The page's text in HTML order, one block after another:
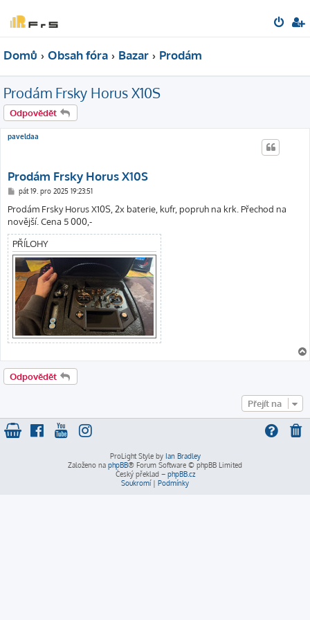
Domů Obsah fóra Bazar Prodám
Prodám Frsky Horus X10S
Odpovědět
paveldaa
Prodám Frsky Horus X10S
P
í
s
p
v
e
k
pát 19. pro 2025 19:23:51
Prodám Frsky Horus X10S, 2x baterie, kufr, popruh na krk. Přechod na
novější. Cena 5 000,-
PŘÍLOHY
Odpovědět
Přejít na
ProLight Style by Ian Bradley
Založeno na phpBB® Forum Software © phpBB Limited
Český překlad – phpBB.cz
Soukromí| Podmínky